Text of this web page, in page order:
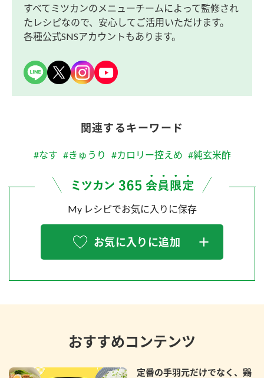
すべてミツカンのメニューチームによって監修され
たレシピなので、安心してご活用いただけます。
各種公式SNSアカウントもあります。
関連するキーワード
#なす #きゅうり #カロリー控えめ #純玄米酢
My レシピでお気に入りに保存
お気に入りに追加
おすすめコンテンツ
定番の手羽元だけでなく、鶏